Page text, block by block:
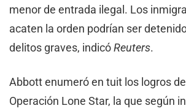
menor de entrada ilegal. Los
acaten la orden podrían ser
delitos graves, indicóReuters.
Abbott enumeró en tuit los logros
Operación Lone Star, la que según